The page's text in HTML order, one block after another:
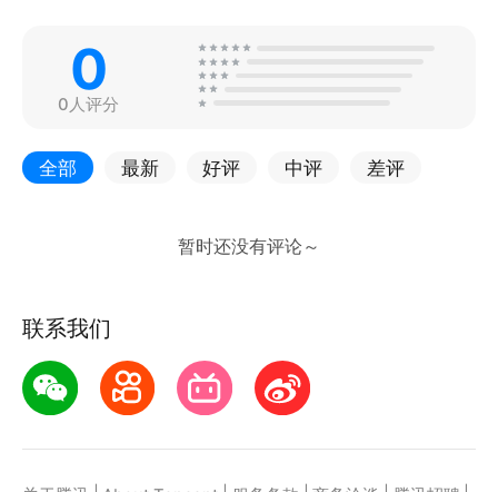
0
0人评分
全部 最新 好评 中评 差评
联系我们